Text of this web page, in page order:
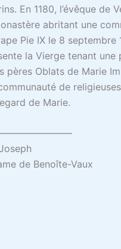
En 1180, l’évêque de
abritant une
Pie IX le 8
la Vierge tenant une
pères Oblats de Marie
de
de Marie.
de Benoîte-Vaux